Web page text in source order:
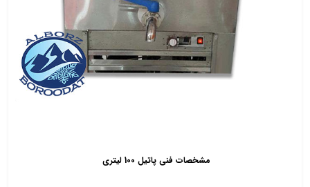
مشخصات فنی پاتیل 100 لیتری